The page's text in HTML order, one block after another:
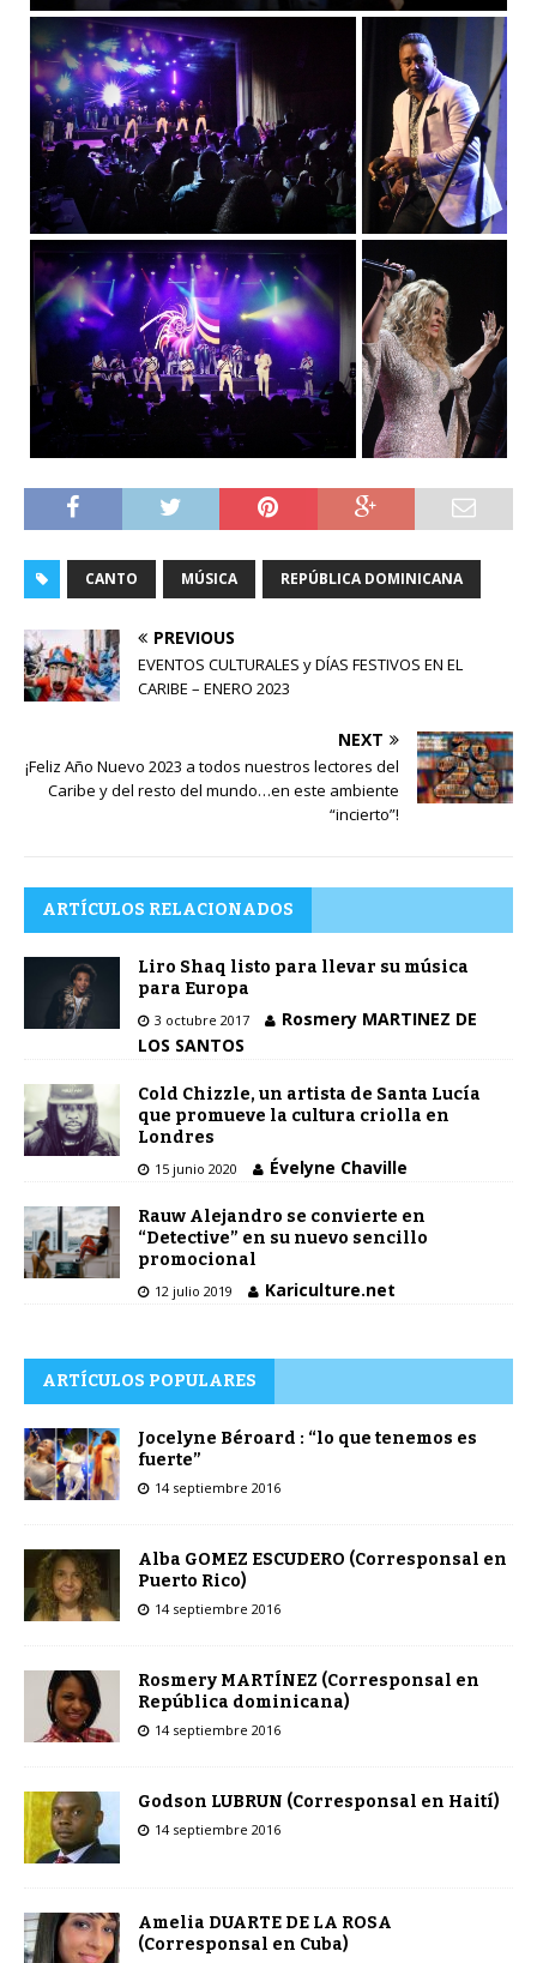
CANTO MÚSICA REPÚBLICA DOMINICANA
PREVIOUS
EVENTOS CULTURALES y DÍAS FESTIVOS EN EL
CARIBE – ENERO 2023
NEXT
¡Feliz Año Nuevo 2023 a todos nuestros lectores del
Caribe y del resto del mundo…en este ambiente
“incierto”!
ARTÍCULOS RELACIONADOS
Liro Shaq listo para llevar su música
para Europa
3 octubre 2017
Rosmery MARTINEZ DE
LOS SANTOS
Cold Chizzle, un artista de Santa Lucía
que promueve la cultura criolla en
Londres
15 junio 2020 Évelyne Chaville
Rauw Alejandro se convierte en
“Detective” en su nuevo sencillo
promocional
12 julio 2019 Kariculture.net
ARTÍCULOS POPULARES
Jocelyne Béroard : “lo que tenemos es
fuerte”
14 septiembre 2016
Alba GOMEZ ESCUDERO (Corresponsal en
Puerto Rico)
14 septiembre 2016
Rosmery MARTÍNEZ (Corresponsal en
República dominicana)
14 septiembre 2016
Godson LUBRUN (Corresponsal en Haití)
14 septiembre 2016
Amelia DUARTE DE LA ROSA
(Corresponsal en Cuba)